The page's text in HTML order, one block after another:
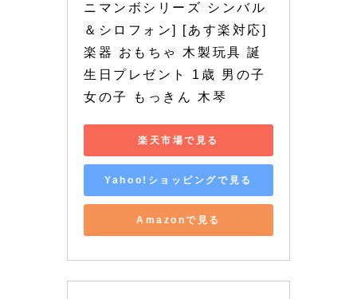
ニマンボシリーズ シンバル
＆シロフォン] [あす楽対応]
楽器 おもちゃ 木製玩具 誕
生日プレゼント 1歳 男の子
女の子 もっきん 木琴
楽天市場で見る
Yahoo!ショッピングで見る
Amazonで見る